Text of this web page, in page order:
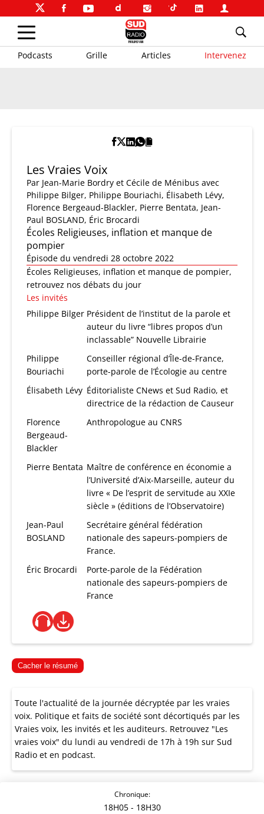
Podcasts Grille Articles Intervenez
Les Vraies Voix
Par Jean-Marie Bordry et Cécile de Ménibus avec
Philippe Bilger, Philippe Bouriachi, Élisabeth Lévy,
Florence Bergeaud-Blackler, Pierre Bentata, Jean-
Paul BOSLAND, Éric Brocardi
Écoles Religieuses, inflation et manque de
pompier
Épisode du vendredi 28 octobre 2022
Écoles Religieuses, inflation et manque de pompier,
retrouvez nos débats du jour
Les invités
Philippe Bilger Président de l’institut de la parole et
auteur du livre “libres propos d’un
inclassable” Nouvelle Librairie
Philippe
Bouriachi
Conseiller régional d’Île-de-France,
porte-parole de l’Écologie au centre
Élisabeth Lévy Éditorialiste CNews et Sud Radio, et
directrice de la rédaction de Causeur
Florence
Bergeaud-
Blackler
Anthropologue au CNRS
Pierre Bentata Maître de conférence en économie a
l’Université d’Aix-Marseille, auteur du
livre « De l’esprit de servitude au XXIe
siècle » (éditions de l’Observatoire)
Jean-Paul
BOSLAND
Secrétaire général fédération
nationale des sapeurs-pompiers de
France.
Éric Brocardi
Porte-parole de la Fédération
nationale des sapeurs-pompiers de
France
Cacher le résumé
Toute l'actualité de la journée décryptée par les vraies
voix. Politique et faits de société sont décortiqués par les
Vraies voix, les invités et les auditeurs. Retrouvez "Les
vraies voix" du lundi au vendredi de 17h à 19h sur Sud
Radio et en podcast.
Chronique:
18H05 - 18H30